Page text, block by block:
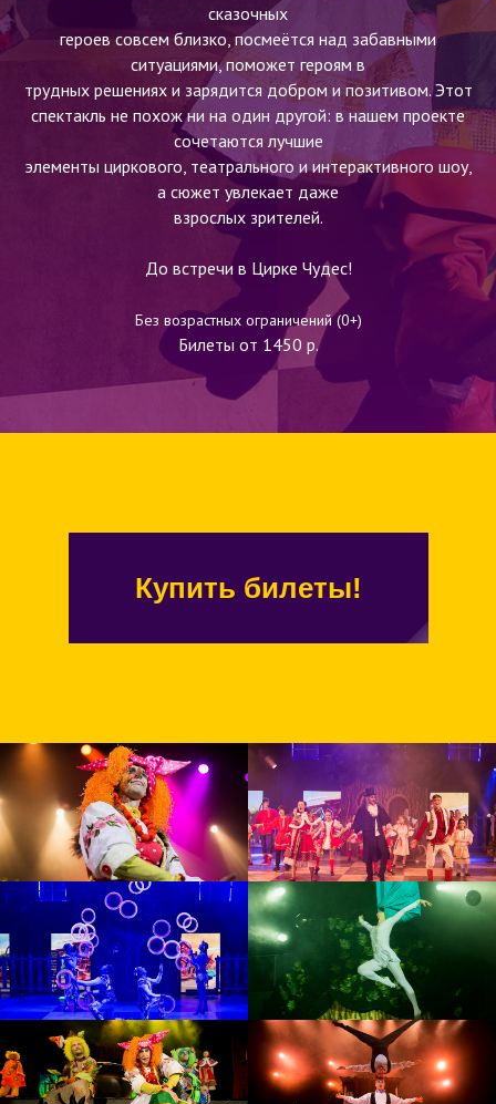
сказочных
героев совсем близко, посмеётся над забавными
ситуациями, поможет героям в
трудных решениях и зарядится добром и позитивом. Этот
спектакль не похож ни на один другой: в нашем проекте
сочетаются лучшие
элементы циркового, театрального и интерактивного шоу,
а сюжет увлекает даже
взрослых зрителей.
До встречи в Цирке Чудес!
Без возрастных ограничений (0+)
Билеты от 1450 р.
Купить билеты!